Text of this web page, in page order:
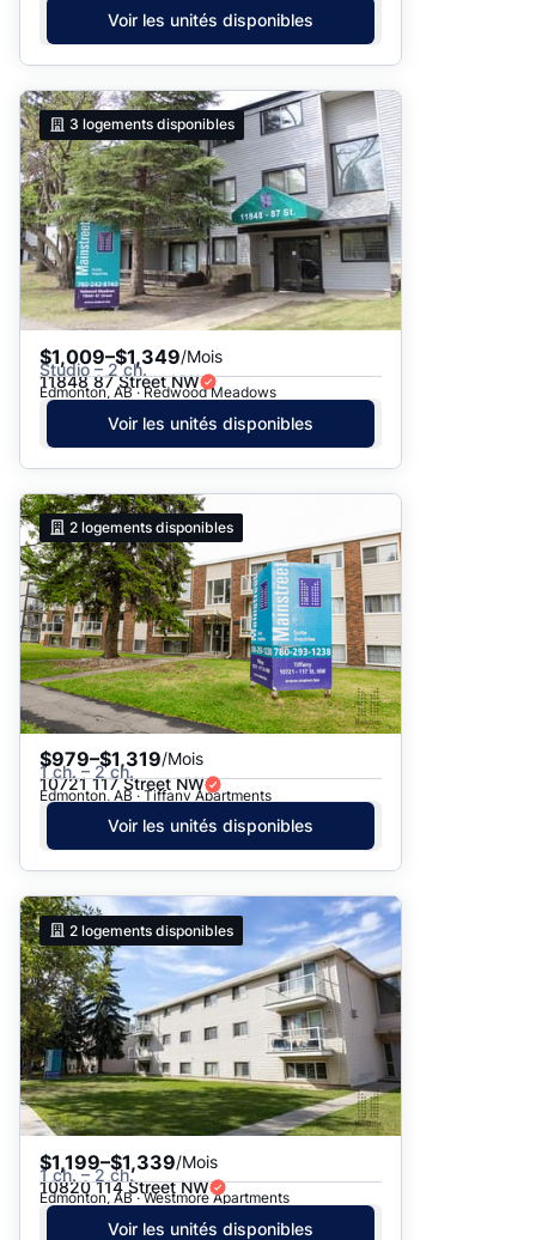
Voir les unités disponibles
3 logements disponibles
$1,009–$1,349/Mois
Studio – 2 ch.
11848 87 Street NW
Edmonton, AB · Redwood Meadows
Voir les unités disponibles
2 logements disponibles
$979–$1,319/Mois
1 ch. – 2 ch.
10721 117 Street NW
Edmonton, AB · Tiffany Apartments
Voir les unités disponibles
2 logements disponibles
$1,199–$1,339/Mois
1 ch. – 2 ch.
10820 114 Street NW
Edmonton, AB · Westmore Apartments
Voir les unités disponibles